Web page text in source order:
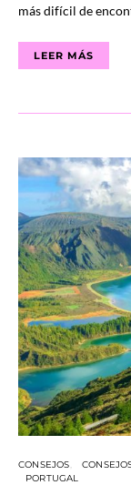
más difícil de
LEER MÁS
CONSEJOS
PORTUGAL